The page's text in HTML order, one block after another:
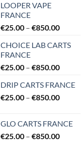
€95.00
LOOPER VAPE
FRANCE
€25.00 – €850.00Price
€25.00
€850.00
CHOICE LAB CARTS
FRANCE
€25.00 – €850.00Price
€25.00
through
DRIP CARTS FRANCE
€25.00 – €850.00Price
through
€850.00
GLO CARTS FRANCE
€25.00 – €850.00Price